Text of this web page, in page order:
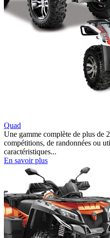
Quad
Une gamme complète de plus de
compétitions, de randonnées ou
caractéristiques...
En savoir plus